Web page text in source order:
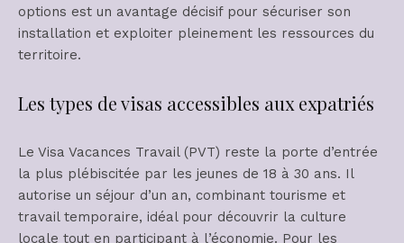
options est un avantage décisif pour sécuriser son
installation et exploiter pleinement les ressources du
territoire.
Les types de visas accessibles aux expatriés
Le Visa Vacances Travail (PVT) reste la porte d’entrée
la plus plébiscitée par les jeunes de 18 à 30 ans. Il
autorise un séjour d’un an, combinant tourisme et
travail temporaire, idéal pour découvrir la culture
locale tout en participant à l’économie. Pour les